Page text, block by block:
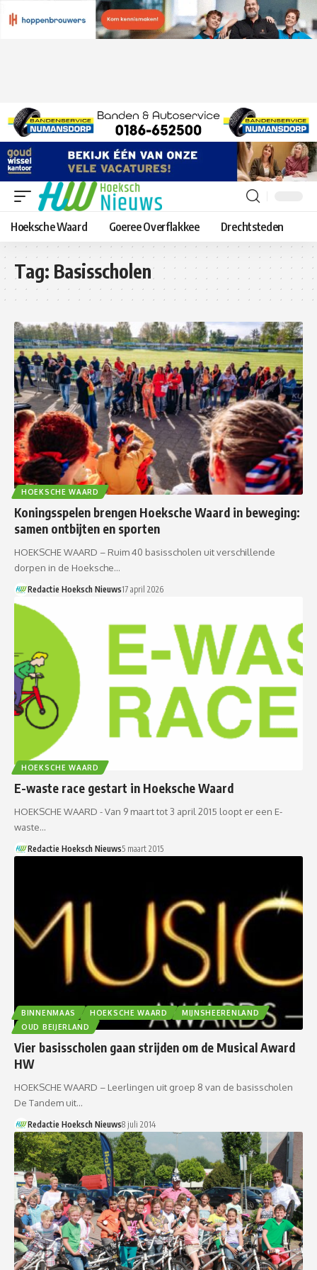
Hoeksche Waard Goeree Overflakkee Drechtsteden
Tag: Basisscholen
HOEKSCHE WAARD
Koningsspelen brengen Hoeksche Waard in beweging:
samen ontbijten en sporten
HOEKSCHE WAARD – Ruim 40 basisscholen uit verschillende
dorpen in de Hoeksche…
Redactie Hoeksch Nieuws17 april 2026
HOEKSCHE WAARD
E-waste race gestart in Hoeksche Waard
HOEKSCHE WAARD - Van 9 maart tot 3 april 2015 loopt er een E-
waste…
Redactie Hoeksch Nieuws5 maart 2015
BINNENMAAS HOEKSCHE WAARD
MIJNSHEERENLAND
OUD BEIJERLAND
Vier basisscholen gaan strijden om de Musical Award
HW
HOEKSCHE WAARD – Leerlingen uit groep 8 van de basisscholen
De Tandem uit…
Redactie Hoeksch Nieuws8 juli 2014